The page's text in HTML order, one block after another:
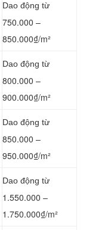
Dao động từ
750.000 –
850.000₫/m²
Dao động từ
800.000 –
900.000₫/m²
Dao động từ
850.000 –
950.000₫/m²
Dao động từ
1.550.000 –
1.750.000₫/m²